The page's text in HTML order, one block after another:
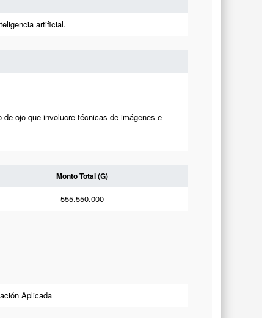
artificial.
ojo que involucre técnicas de imágenes e
Monto Total (G)
555.550.000
Aplicada